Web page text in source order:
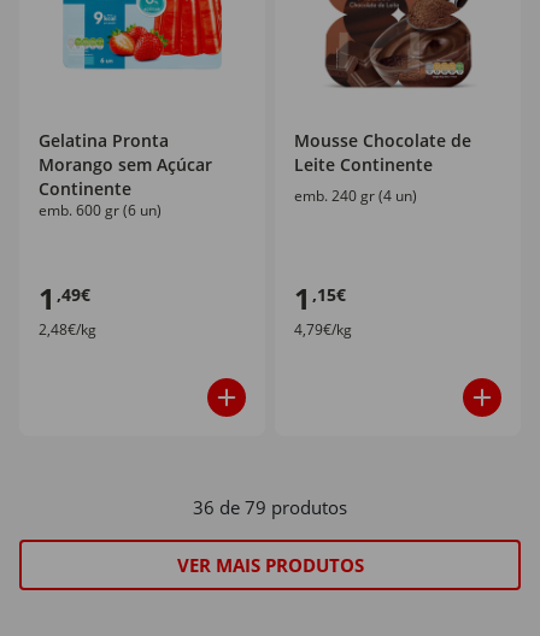
Gelatina Pronta
Morango sem Açúcar
Continente
emb. 600 gr (6 un)
1 ,49€
2,48€/kg
Mousse Chocolate de
Leite Continente
emb. 240 gr (4 un)
1 ,15€
4,79€/kg
36 de 79 produtos
VER MAIS PRODUTOS